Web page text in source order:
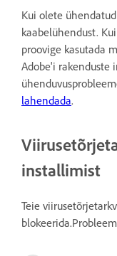
Kui olete
kaabelühendust.
proovige kasutada
Adobe'i rakenduste
lahendada.
installimist
Teie